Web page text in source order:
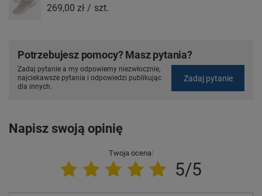
269,00 zł / szt.
Potrzebujesz pomocy? Masz pytania?
Zadaj pytanie a my odpowiemy niezwłocznie,
najciekawsze pytania i odpowiedzi publikując
dla innych.
Zadaj pytanie
Napisz swoją opinię
Twoja ocena:
5/5